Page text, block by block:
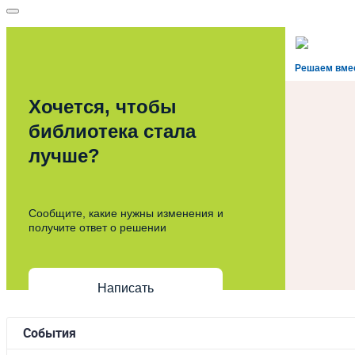
Решаем
Хочется, чтобы
библиотека стала
лучше?
Сообщите, какие нужны изменения и
получите ответ о решении
Написать